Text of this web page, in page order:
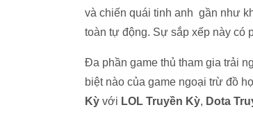
và chiến quái tinh anh gần như
toàn tự động. Sự sắp xếp này có
Đa phần game thủ tham gia trải
biệt nào của game ngoại trừ đồ
Kỳ với LOL Truyền Kỳ, Dota